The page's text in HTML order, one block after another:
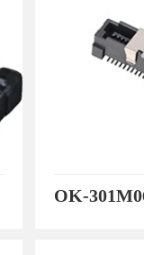
OK-